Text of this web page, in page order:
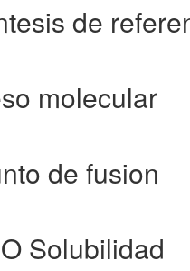
de
molecular
de fusion
O Solubilidad